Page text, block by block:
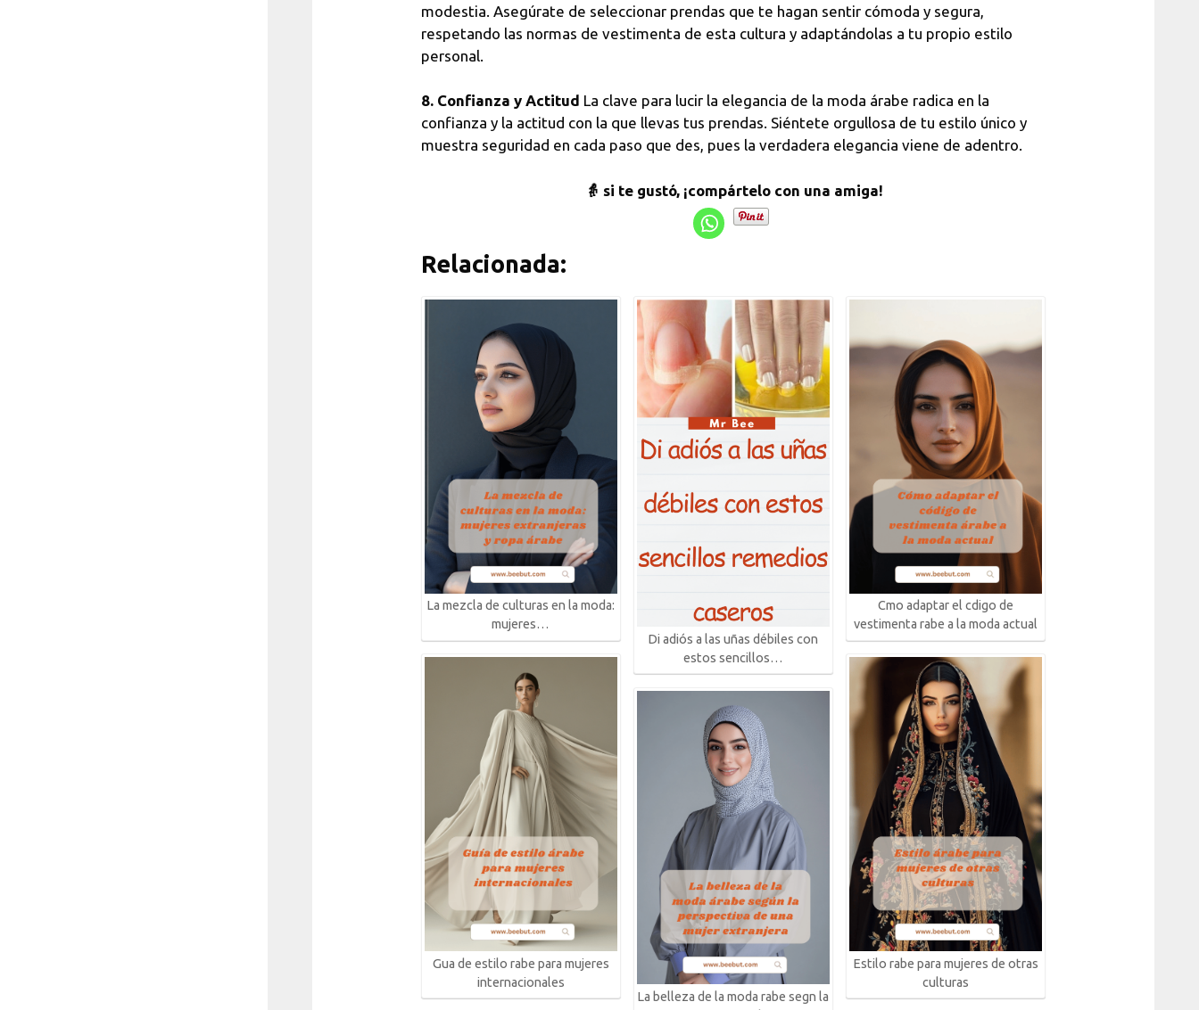
modestia. Asegúrate de seleccionar prendas que te hagan sentir cómoda y segura,
respetando las normas de vestimenta de esta cultura y adaptándolas a tu propio estilo
personal.
8. Confianza y Actitud La clave para lucir la elegancia de la moda árabe radica en la
confianza y la actitud con la que llevas tus prendas. Siéntete orgullosa de tu estilo único y
muestra seguridad en cada paso que des, pues la verdadera elegancia viene de adentro.
👵 si te gustó, ¡compártelo con una amiga!
Relacionada:
La mezcla de culturas en la moda:
mujeres…
Gua de estilo rabe para mujeres
internacionales
Di adiós a las uñas débiles con
estos sencillos…
La belleza de la moda rabe segn la
Cmo adaptar el cdigo de
vestimenta rabe a la moda actual
Estilo rabe para mujeres de otras
culturas